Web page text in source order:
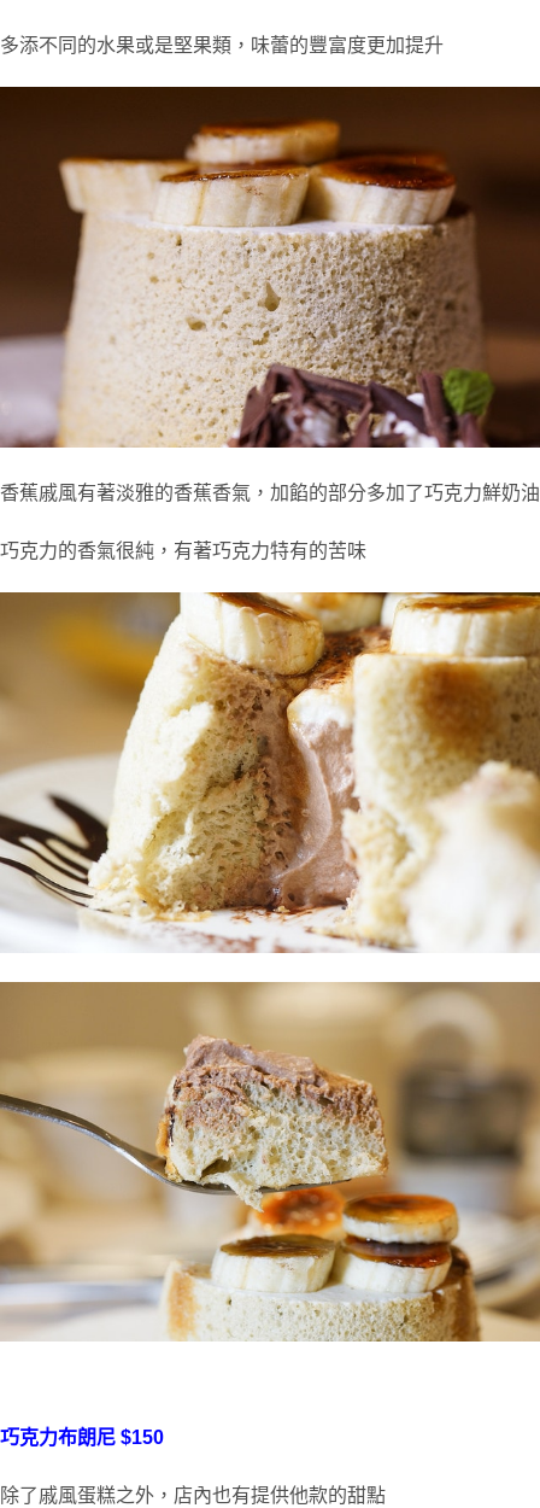
多添不同的水果或是堅果類，味蕾的豐富度更加提升
香蕉戚風有著淡雅的香蕉香氣，加餡的部分多加了巧克力鮮奶油
巧克力的香氣很純，有著巧克力特有的苦味
巧克力布朗尼 $150
除了戚風蛋糕之外，店內也有提供他款的甜點